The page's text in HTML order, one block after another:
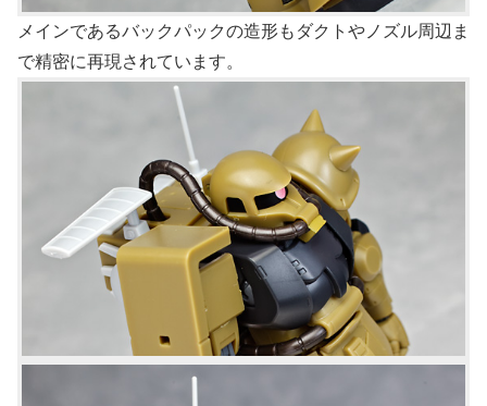
メインであるバックパックの造形もダクトやノズル周辺ま
で精密に再現されています。